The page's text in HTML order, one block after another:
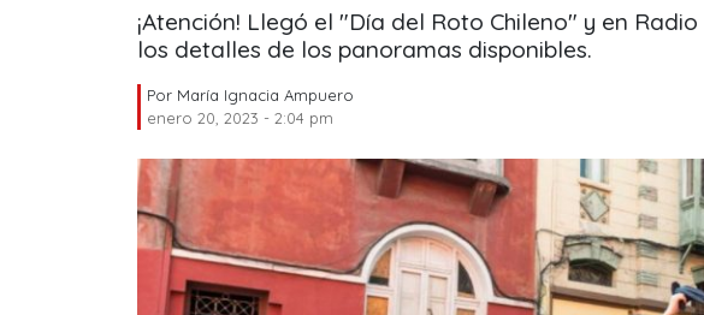
¡Atención! Llegó el "Día del Roto Chileno" y en
los detalles de los panoramas disponibles.
Por María Ignacia Ampuero
enero 20, 2023 - 2:04 pm